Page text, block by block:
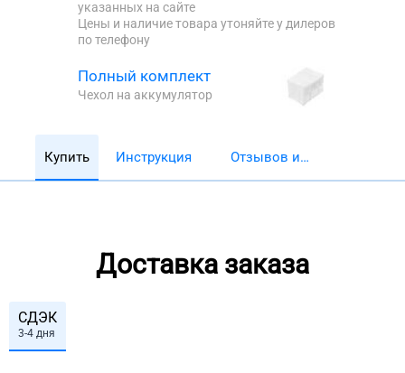
указанных на сайте
Цены и наличие товара утоняйте у дилеров
по телефону
Полный комплект
Чехол на аккумулятор
Купить Инструкция
Отзывов и
Доставка заказа
СДЭК
3-4 дня